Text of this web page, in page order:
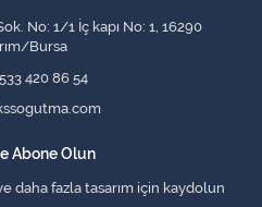
No: 1/1 İç kapı No: 1, 16290
Bursa
420 86 54
Abone Olun
daha fazla tasarım için kaydolun